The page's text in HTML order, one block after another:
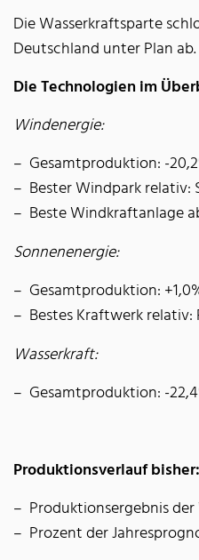
Die Wasserkraftsparte
Deutschland unter Plan ab.
Die Technologien im
Windenergie:
Gesamtproduktion: -
Bester Windpark relativ:
Beste Windkraftanlage
Sonnenenergie:
Gesamtproduktion:
Bestes Kraftwerk
Wasserkraft:
Gesamtproduktion: -
Produktionsverlauf bisher:
Produktionsergebnis der
Prozent der